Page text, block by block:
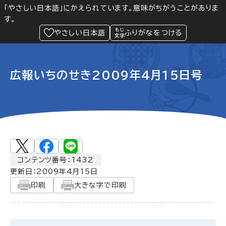
「やさしい日本語」にかえられています。意味がちがうことがありま
す。
やさしい日本語
ふりがなをつける
Language 閲覧支援
緊急情報
広報いちのせき2009年4月15日号
コンテンツ番号：1432
更新日： 2009年4月15日
印刷
大きな字で印刷